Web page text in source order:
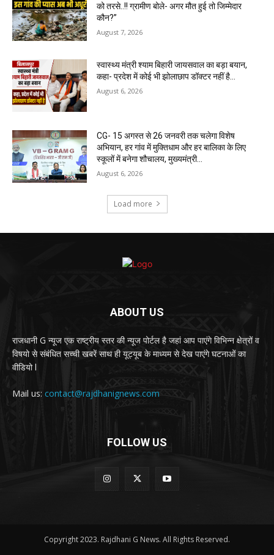
को तरसे..!! ग्रामीण बोले- अगर मौत हुई तो जिम्मेदार
कौन?”
August 7, 2026
स्वास्थ्य मंत्री श्याम बिहारी जायसवाल का बड़ा बयान,
कहा- प्रदेश में कोई भी झोलाछाप डॉक्टर नहीं है…
August 6, 2026
CG- 15 अगस्त से 26 जनवरी तक चलेगा विशेष
अभियान, हर गांव में मुक्तिधाम और हर बालिका के लिए
स्कूलों में बनेगा शौचालय, मुख्यमंत्री...
August 6, 2026
Load more
ABOUT US
राजधानी G न्यूज एक राष्ट्रीय स्तर की न्यूज पोर्टल है जहां आप पाएंगे विभिन्न क्षेत्रों व
विषयो से संबंधित सच्ची खबरें साथ ही यूट्यूब के माध्यम से देख पाएंगे घटनाओं का
वीडियो l
Mail us: contact@rajdhanignews.com
FOLLOW US
Copyright 2023. Rajdhani G News. All Rights Reserved.